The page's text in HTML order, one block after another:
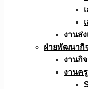
งานส่
ฝ่ายพัฒนากิ
งานกิ
งานค